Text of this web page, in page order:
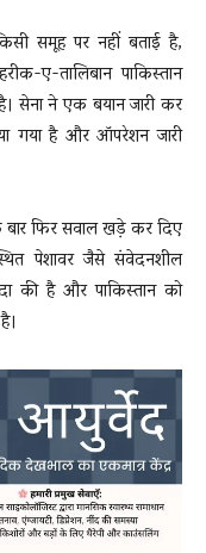
समूह पर नहीं बताई है,
ए-तालिबान पाकिस्तान
सेना ने एक बयान जारी कर
गया है और ऑपरेशन जारी
बार फिर सवाल खड़े कर दिए
पेशावर जैसे संवेदनशील
की है और पाकिस्तान को